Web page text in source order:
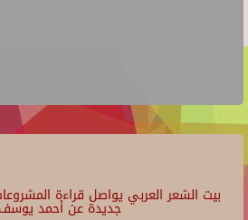
بيت الشعر العربي يواصل قراءة
جديدة عن أحمد